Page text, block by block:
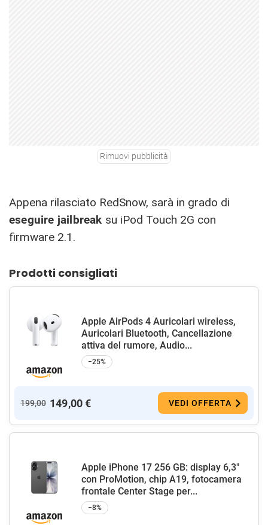
Rimuovi pubblicità
Appena rilasciato RedSnow, sarà in grado di
eseguire jailbreak su iPod Touch 2G con
firmware 2.1.
Prodotti consigliati
Apple AirPods 4 Auricolari wireless,
Auricolari Bluetooth, Cancellazione
attiva del rumore, Audio...
−25%
199,00 149,00 € VEDI OFFERTA
Apple iPhone 17 256 GB: display 6,3"
con ProMotion, chip A19, fotocamera
frontale Center Stage per...
−8%